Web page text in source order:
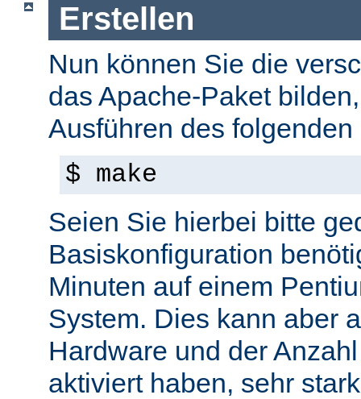
Erstellen
Nun können Sie die
das Apache-Paket
Ausführen des
$ make
Seien Sie hierbei bitte
Basiskonfiguration
Minuten auf einem
System. Dies kann aber
Hardware und der
aktiviert haben, sehr